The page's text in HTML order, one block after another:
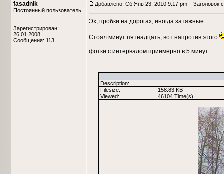
fasadnik
Постоянный пользователь
Зарегистрирован:
26.01.2008
Сообщения: 113
Добавлено: Сб Янв 23, 2010 9:17 pm Заголовок
Эх, пробки на дорогах, иногда затяжные...
Стоял минут пятнадцать, вот напротив этого
фотки с интервалом приимерно в 5 минут
Description:
Filesize:
158.83 KB
Viewed:
46104 Time(s)